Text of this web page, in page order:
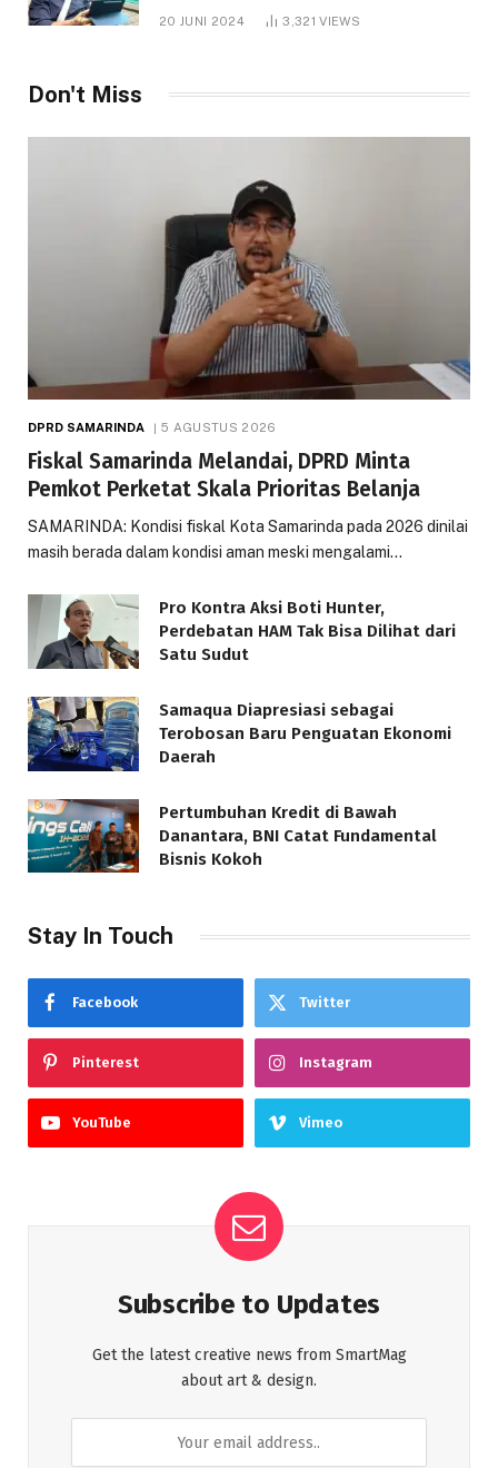
20 JUNI 2024 3,321VIEWS
Don't Miss
DPRD SAMARINDA 5 AGUSTUS 2026
Fiskal Samarinda Melandai, DPRD Minta
Pemkot Perketat Skala Prioritas Belanja
SAMARINDA: Kondisi fiskal Kota Samarinda pada 2026 dinilai
masih berada dalam kondisi aman meski mengalami…
Pro Kontra Aksi Boti Hunter,
Perdebatan HAM Tak Bisa Dilihat dari
Satu Sudut
Samaqua Diapresiasi sebagai
Terobosan Baru Penguatan Ekonomi
Daerah
Pertumbuhan Kredit di Bawah
Danantara, BNI Catat Fundamental
Bisnis Kokoh
Stay In Touch
Facebook Twitter
Pinterest Instagram
YouTube Vimeo
Subscribe to Updates
Get the latest creative news from SmartMag
about art & design.